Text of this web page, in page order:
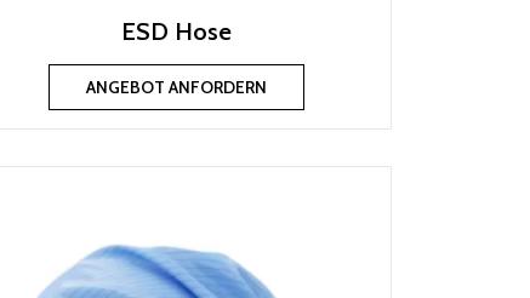
ESD Hose
ANGEBOT ANFORDERN